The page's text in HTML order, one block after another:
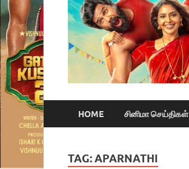
HOME சினிமா செய்திகள்
TAG:APARNATHI